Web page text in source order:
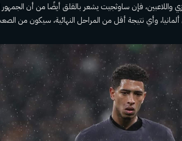
واللاعبين، فإن ساوثجيت يشعر بالقلق أيضًا من أن
وأي نتيجة أقل من المراحل النهائية، سيكون من الصعب